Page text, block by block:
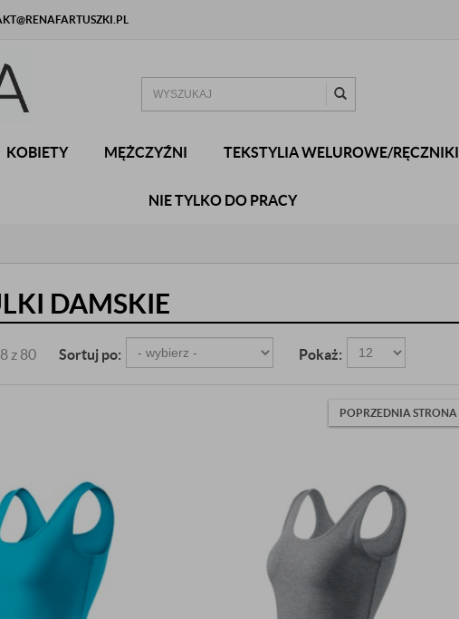
KOBIETY MĘŻCZYŹNI TEKSTYLIA WELUROWE/RĘCZNIKI
NIE TYLKO DO PRACY
DAMSKIE
z 80 Sortuj po: Pokaż:
POPRZEDNIA STRONA